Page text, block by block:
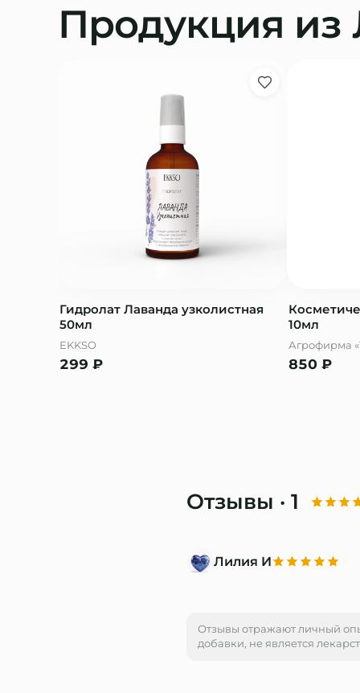
Продукция из
Гидролат Лаванда узколистная
50мл
EKKSO
299 ₽
10мл
Агрофирма
850 ₽
Отзывы · 1
Лилия И
Отзывы отражают личный
добавки, не является